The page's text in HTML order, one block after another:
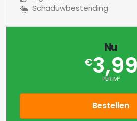
Schaduwbestending
Nu
€3,99
PER M²
Bestellen